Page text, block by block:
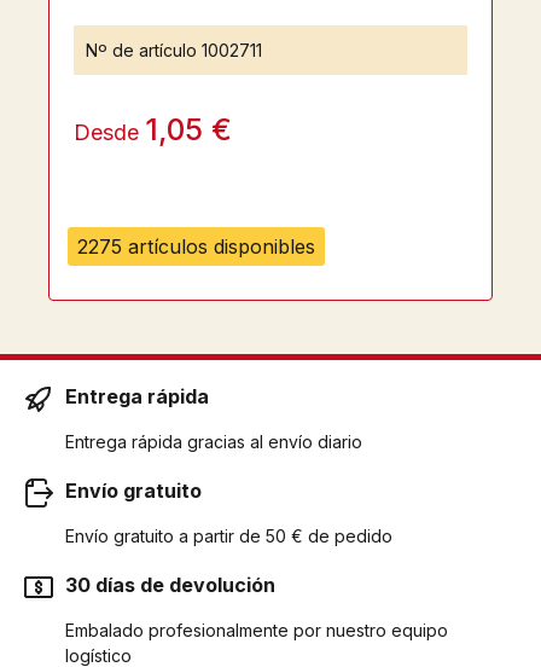
2275 artículos disponibles
Nº de artículo 1002711
Desde 1,05 €
Entrega rápida
Entrega rápida gracias al envío diario
Envío gratuito
Envío gratuito a partir de 50 € de pedido
30 días de devolución
Embalado profesionalmente por nuestro equipo
logístico